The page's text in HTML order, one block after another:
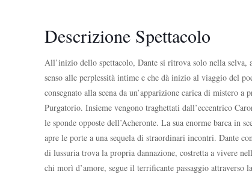
Descrizione Spettacolo
All’inizio dello spettacolo, Dante si ritrova solo nella selva,
senso alle perplessità intime e che dà inizio al viaggio del
consegnato alla scena da un’apparizione carica di mistero
Purgatorio. Insieme vengono traghettati dall’eccentrico
le sponde opposte dell’Acheronte. La sua enorme barca
apre le porte a una sequela di straordinari incontri. Dante
di lussuria trova la propria dannazione, costretta a vivere
chi morì d’amore, segue il terrificante passaggio